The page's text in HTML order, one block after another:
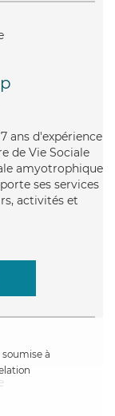
ans d'expérience
de Vie Sociale
amyotrophique
ses services
activités et
à